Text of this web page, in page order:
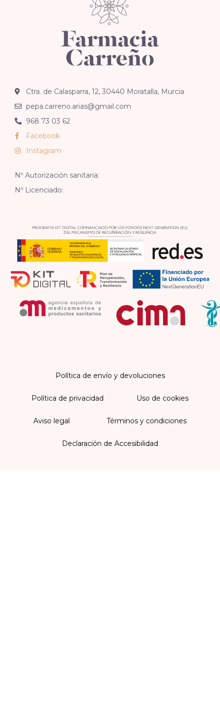
Ctra. de Calasparra, 12, 30440 Moratalla, Murcia
pepa.carreno.arias@gmail.com
968 73 03 62
Facebook
Instagram
Nº Autorización sanitaria:
Nº Licenciado:
Política de envío y devoluciones
Política de privacidad Uso de cookies
Aviso legal Términos y condiciones
Declaración de Accesibilidad